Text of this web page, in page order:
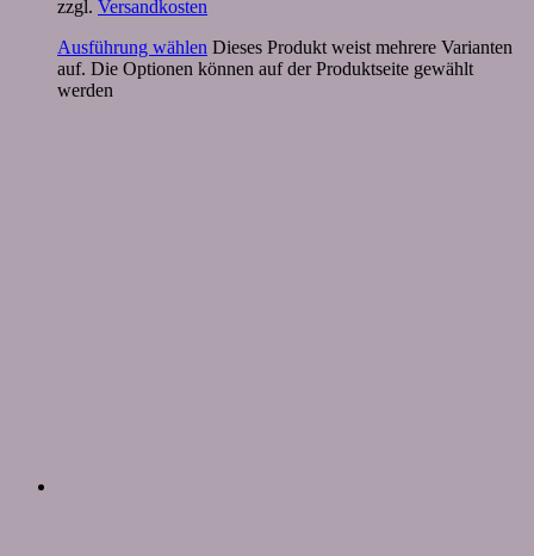
zzgl. Versandkosten
Ausführung wählen Dieses Produkt weist mehrere Varianten
auf. Die Optionen können auf der Produktseite gewählt
werden